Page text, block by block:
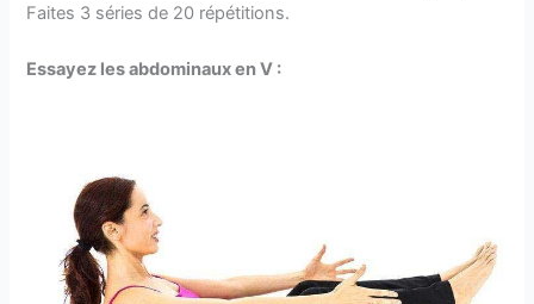
Faites 3 séries de 20 répétitions.
Essayez les abdominaux en V :